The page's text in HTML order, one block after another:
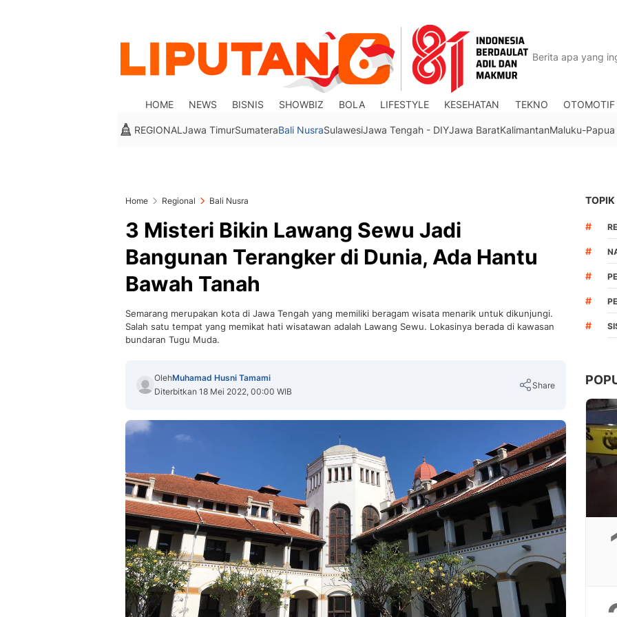
HOME NEWS BISNIS SHOWBIZ BOLA LIFESTYLE KESEHATAN TEKNO OTOMOTIF
REGIONAL Jawa TimurSumateraBali NusraSulawesiJawa Tengah - DIYJawa BaratKalimantanMaluku-Papua
Home Regional Bali Nusra
3 Misteri Bikin Lawang Sewu Jadi
Bangunan Terangker di Dunia, Ada Hantu
Bawah Tanah
Semarang merupakan kota di Jawa Tengah yang memiliki beragam wisata menarik untuk dikunjungi.
Salah satu tempat yang memikat hati wisatawan adalah Lawang Sewu. Lokasinya berada di kawasan
bundaran Tugu Muda.
OlehMuhamad Husni Tamami
Diterbitkan 18 Mei 2022, 00:00 WIB
Share
Copy Link
TOPIK
#
#
#
#
#